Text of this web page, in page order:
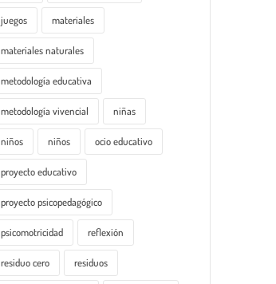
juegos materiales
materiales naturales
metodología educativa
metodología vivencial niñas
niños niños ocio educativo
proyecto educativo
proyecto psicopedagógico
psicomotricidad reflexión
residuo cero residuos